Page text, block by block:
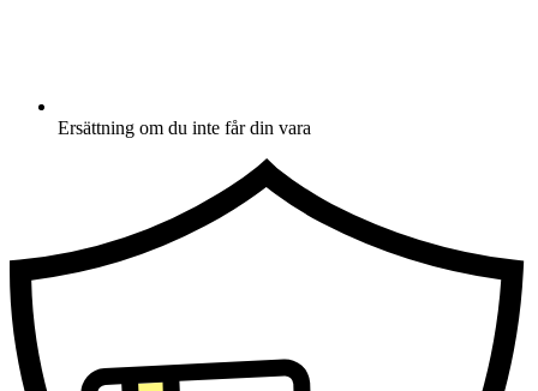
Ersättning om du inte får din vara